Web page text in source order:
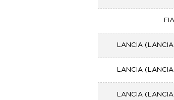
LANCIA
LANCIA
LANCIA